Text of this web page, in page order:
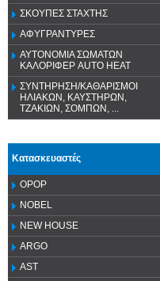
ΣΚΟΥΠΕΣ ΣΤΑΧΤΗΣ
ΑΦΥΓΡΑΝΤΥΡΕΣ
ΑΥΤΟΝΟΜΙΑ ΣΩΜΑΤΩΝ
ΚΑΛΟΡΙΦΕΡ AUTO HEAT
ΣΥΝΤΗΡΗΣΗ/ΚΑΘΑΡΙΣΜΟΙ
ΗΛΙΑΚΩΝ, ΚΑΥΣΤΗΡΩΝ,
ΤΖΑΚΙΩΝ, ΣΟΜΠΩΝ, ...
Κατασκευαστές
OPOP
NOBEL
NEW HOUSE
ARGO
AST